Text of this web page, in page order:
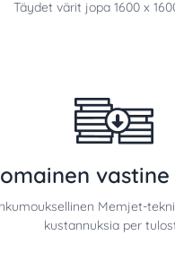
Täydet värit jopa 1600 x
Memjet-
kustannuksia per